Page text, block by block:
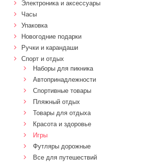
Электроника и аксессуары
Часы
Упаковка
Новогодние подарки
Ручки и карандаши
Спорт и отдых
Наборы для пикника
Автопринадлежности
Спортивные товары
Пляжный отдых
Товары для отдыха
Красота и здоровье
Игры
Футляры дорожные
Все для путешествий